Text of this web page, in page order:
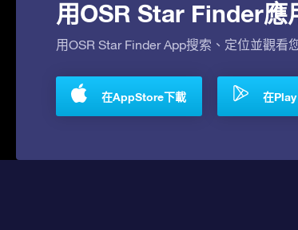
用OSR Star Finder應
用OSR Star Finder App搜索、定位並觀看
在AppStore下載 在